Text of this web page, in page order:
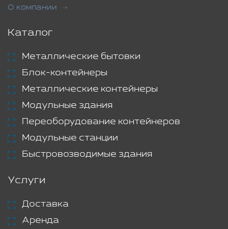
О компании
Каталог
Металлические бытовки
Блок-контейнеры
Металлические контейнеры
Модульные здания
Переоборудование контейнеров
Модульные станции
Быстровозводимые здания
Услуги
Доставка
Аренда